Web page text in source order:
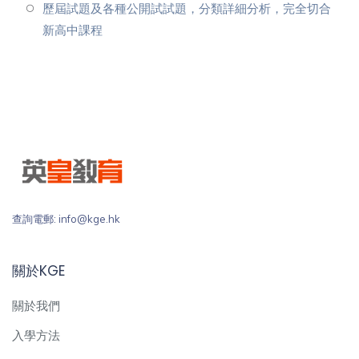
歷屆試題及各種公開試試題，分類詳細分析，完全切合
新高中課程
查詢電郵: info@kge.hk
關於KGE
關於我們
入學方法